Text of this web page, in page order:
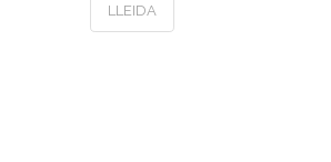
LLEIDA